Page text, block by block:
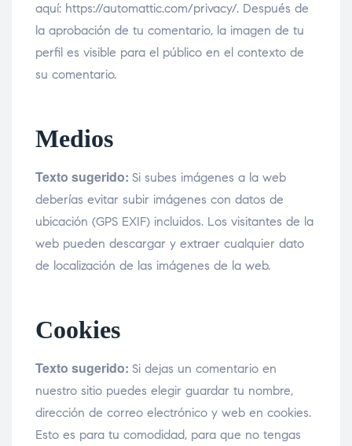
aquí: https://automattic.com/privacy/. Después de
la aprobación de tu comentario, la imagen de tu
perfil es visible para el público en el contexto de
su comentario.
Medios
Texto sugerido: Si subes imágenes a la web
deberías evitar subir imágenes con datos de
ubicación (GPS EXIF) incluidos. Los visitantes de la
web pueden descargar y extraer cualquier dato
de localización de las imágenes de la web.
Cookies
Texto sugerido: Si dejas un comentario en
nuestro sitio puedes elegir guardar tu nombre,
dirección de correo electrónico y web en cookies.
Esto es para tu comodidad, para que no tengas